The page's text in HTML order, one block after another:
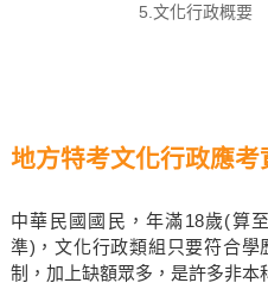
5.文化行政概要
地方特考文化行政應考
中華民國國民，年滿18歲(算
準)，文化行政類組只要符合學
制，加上缺額眾多，是許多非本